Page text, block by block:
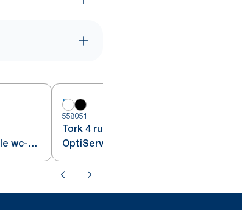
wc-
558051
Tork 4 rullan annostelija
OptiServe® hylsyttömälle wc-
paperille